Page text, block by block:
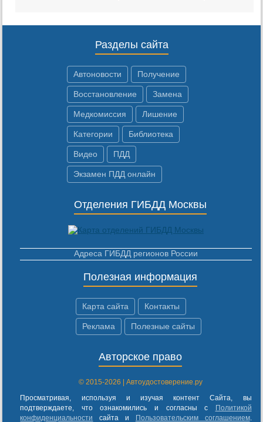
Разделы сайта
Автоновости Получение
Восстановление Замена
Медкомиссия Лишение
Категории Библиотека
Видео ПДД
Экзамен ПДД онлайн
Отделения ГИБДД Москвы
Адреса ГИБДД регионов России
Полезная информация
Карта сайта Контакты
Реклама Полезные сайты
Авторское право
© 2015-2026 | Автоудостоверение.ру
Просматривая, используя и изучая контент Сайта, вы
подтверждаете, что ознакомились и согласны с
Политикой
конфиденциальности
сайта и Пользовательским соглашением.